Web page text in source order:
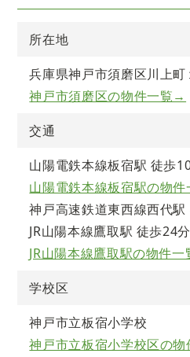
所在地
兵庫県神戸市須磨区川上町
神戸市須磨区の物件一覧→
交通
山陽電鉄本線板宿駅 徒歩
山陽電鉄本線板宿駅の物
神戸高速鉄道東西線西代駅
JR山陽本線鷹取駅 徒歩24分
JR山陽本線鷹取駅の物件
学校区
神戸市立板宿小学校
神戸市立板宿小学校区の